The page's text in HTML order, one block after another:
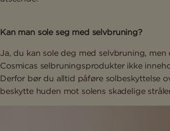
Kan man sole seg med selvbruning?
Ja, du kan sole deg med selvbruning,
Cosmicas selbruningsprodukter ikke
Derfor bør du alltid påføre solbeskyttelse
beskytte huden mot solens skadelige